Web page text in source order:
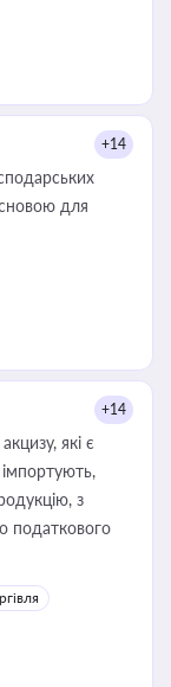
+14
для
+14
які є
з
податкового